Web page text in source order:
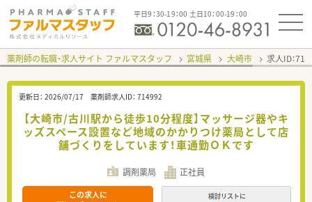
平日9：30-19：00 土日10：00-19：00
薬剤師の転職・求人サイト ファルマスタッフ 宮城県 大崎市 求人ID：
更新日： 2026/07/17 薬剤師求人ID： 714992
【大崎市/古川駅から徒歩10分程度】マッサージ器やキ
ッズスペース設置など地域のかかりつけ薬局として店
舗づくりをしています！車通勤ＯＫです
調剤薬局 正社員
この求人に 検討リストに